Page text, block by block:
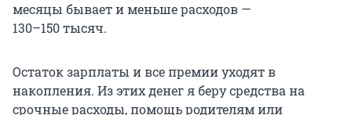
месяцы бывает и меньше расходов —
130–150 тысяч.
Остаток зарплаты и все премии уходят в
накопления. Из этих денег я беру средства на
срочные расходы, помощь родителям или